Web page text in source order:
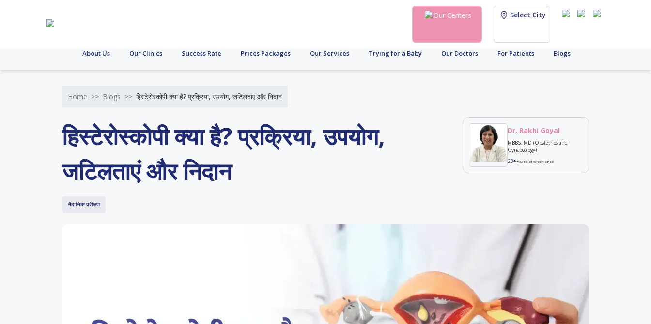
Our Centers Select City
About Us Our Clinics Success Rate Prices Packages Our Services Trying for a Baby Our Doctors For Patients Blogs
Home >> Blogs >> हिस्टेरोस्कोपी क्या है? प्रक्रिया, उपयोग, जटिलताएं और निदान
हिस्टेरोस्कोपी क्या है? प्रक्रिया, उपयोग,
जटिलताएं और निदान
नैदानिक परीक्षण
Dr. Rakhi Goyal
MBBS, MD (Obstetrics and
Gynaecology)
23+Years of experience